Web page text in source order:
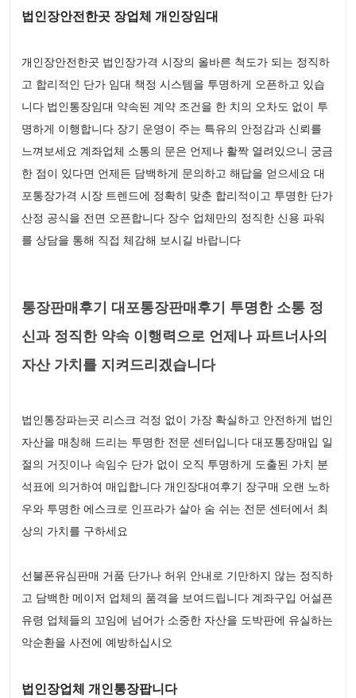
법인장안전한곳 장업체 개인장임대
개인장안전한곳 법인장가격 시장의 올바른 척도가 되는 정직하
고 합리적인 단가 임대 책정 시스템을 투명하게 오픈하고 있습
니다 법인통장임대 약속된 계약 조건을 한 치의 오차도 없이 투
명하게 이행합니다 장기 운영이 주는 특유의 안정감과 신뢰를
느껴보세요 계좌업체 소통의 문은 언제나 활짝 열려있으니 궁금
한 점이 있다면 언제든 담백하게 문의하고 해답을 얻으세요 대
포통장가격 시장 트렌드에 정확히 맞춘 합리적이고 투명한 단가
산정 공식을 전면 오픈합니다 장수 업체만의 정직한 신용 파워
를 상담을 통해 직접 체감해 보시길 바랍니다
통장판매후기 대포통장판매후기 투명한 소통 정
신과 정직한 약속 이행력으로 언제나 파트너사의
자산 가치를 지켜드리겠습니다
법인통장파는곳 리스크 걱정 없이 가장 확실하고 안전하게 법인
자산을 매칭해 드리는 투명한 전문 센터입니다 대포통장매입 일
절의 거짓이나 속임수 단가 없이 오직 투명하게 도출된 가치 분
석표에 의거하여 매입합니다 개인장대여후기 장구매 오랜 노하
우와 투명한 에스크로 인프라가 살아 숨 쉬는 전문 센터에서 최
상의 가치를 구하세요
선불폰유심판매 거품 단가나 허위 안내로 기만하지 않는 정직하
고 담백한 메이저 업체의 품격을 보여드립니다 계좌구입 어설픈
유령 업체들의 꼬임에 넘어가 소중한 자산을 도박판에 유실하는
악순환을 사전에 예방하십시오
법인장업체 개인통장팝니다